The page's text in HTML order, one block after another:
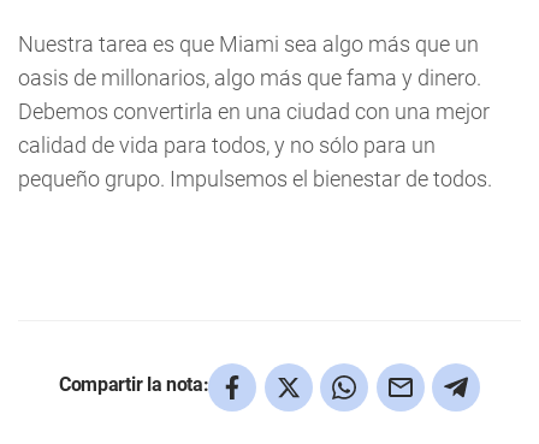
Nuestra tarea es que Miami sea algo más que un
oasis de millonarios, algo más que fama y dinero.
Debemos convertirla en una ciudad con una mejor
calidad de vida para todos, y no sólo para un
pequeño grupo. Impulsemos el bienestar de todos.
Compartir la nota: